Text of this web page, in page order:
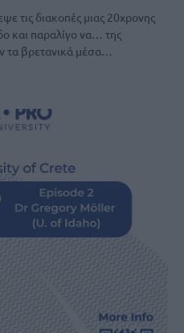
τις διακοπές μιας 20χρονης
και παραλίγο να… της
τα βρετανικά μέσα…